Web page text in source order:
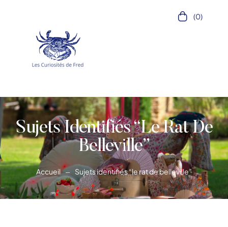
(0)
Sujets Identifiés “le Rat De
Belleville”
Accueil Sujets identifiés “le rat de belleville”